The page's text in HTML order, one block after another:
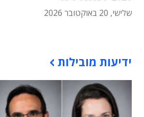
שלישי, 20 באוקטובר 2026
ידיעות מובילות